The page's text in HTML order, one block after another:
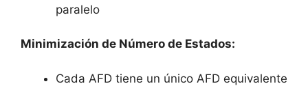
paralelo
Minimización de Número de Estados:
Cada AFD tiene un único AFD equivalente